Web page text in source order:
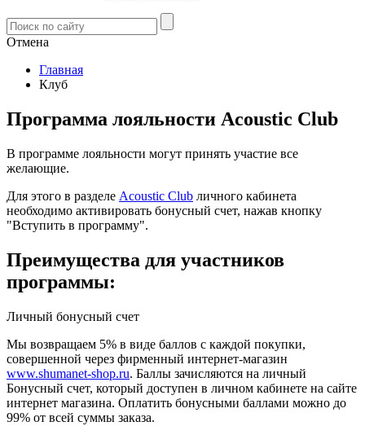
Отмена
Главная
Клуб
Программа лояльности Acoustic Club
В программе лояльности могут принять участие все
желающие.
Для этого в разделе Acoustic Club личного кабинета
необходимо активировать бонусный счет, нажав кнопку
"Вступить в программу".
Преимущества для участников
программы:
Личный бонусный счет
Мы возвращаем 5% в виде баллов с каждой покупки,
совершенной через фирменный интернет-магазин
www.shumanet-shop.ru. Баллы зачисляются на личный
Бонусный счет, который доступен в личном кабинете на сайте
интернет магазина. Оплатить бонусными баллами можно до
99% от всей суммы заказа.